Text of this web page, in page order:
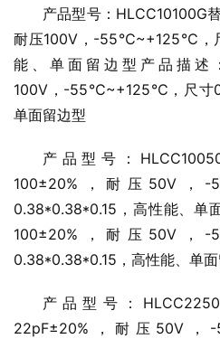
典型型号如下：
产品型号：
0.76*0.76*0.152，高性能、
1000pF±20%，耐压
0.76*0.76*0.152，高性能、双
产品型号：HLCC10100G
能、单面留边型产品描述
100V，-55℃~+125℃，尺寸